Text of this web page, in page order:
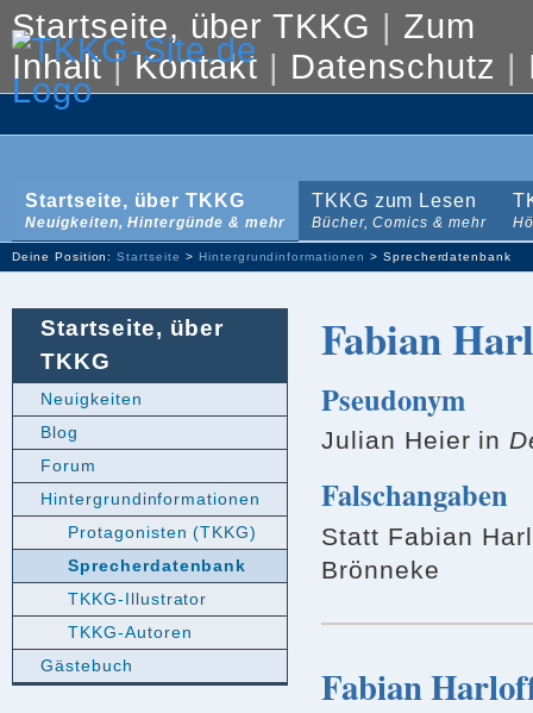
Startseite, über TKKG | Zum
Inhalt|Kontakt | Datenschutz |
Startseite, über TKKG
Neuigkeiten, Hintergünde & mehr
TKKG zum Lesen
Bücher, Comics & mehr
Deine Position:Startseite > Hintergrundinformationen > Sprecherdatenbank
Fabian
Pseudonym
Julian Heier in
Falschangaben
Statt Fabian
Brönneke
Fabian
Startseite, über
TKKG
Neuigkeiten
Blog
Forum
Hintergrundinformationen
Protagonisten (TKKG)
Sprecherdatenbank
TKKG-Illustrator
TKKG-Autoren
Gästebuch